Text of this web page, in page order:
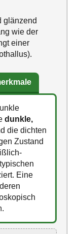
glänzend
wie der
einer
dunkle,
die dichten
Zustand
Eine